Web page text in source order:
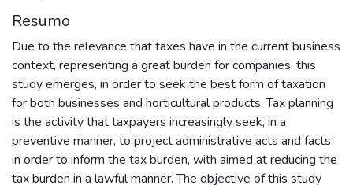
Resumo
Due to the relevance that taxes have in the current business
context, representing a great burden for companies, this
study emerges, in order to seek the best form of taxation
for both businesses and horticultural products. Tax planning
is the activity that taxpayers increasingly seek, in a
preventive manner, to project administrative acts and facts
in order to inform the tax burden, with aimed at reducing the
tax burden in a lawful manner. The objective of this study